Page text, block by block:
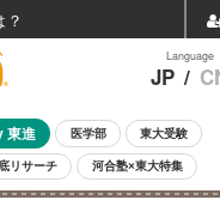
Language
JP /
東進 医学部 東大受験
リサーチ 河合塾×東大特集
校受験 中学受験 小学校受験